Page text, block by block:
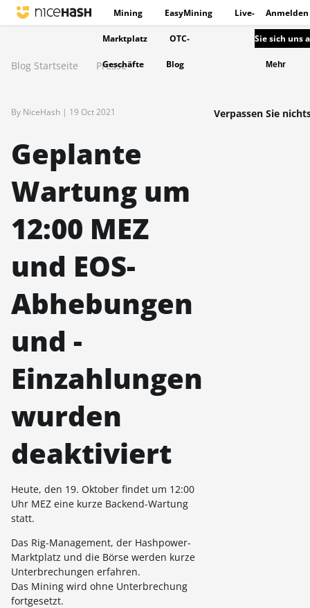
Mining EasyMining Live-
Marktplatz OTC-
Geschäfte Blog
Anmelden
Sie sich uns
Mehr
Blog Startseite Presse
By NiceHash | 19 Oct 2021
Geplante
Wartung um
12:00 MEZ
und EOS-
Abhebungen
und -
Einzahlungen
wurden
deaktiviert
Heute, den 19. Oktober findet um 12:00
Uhr MEZ eine kurze Backend-Wartung
statt.
Das Rig-Management, der Hashpower-
Marktplatz und die Börse werden kurze
Unterbrechungen erfahren.
Das Mining wird ohne Unterbrechung
fortgesetzt.
Verpassen Sie